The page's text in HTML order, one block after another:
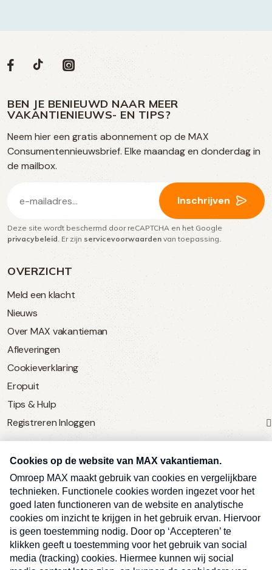
OVERZICHT
Meld een klacht
Nieuws
Over MAX vakantieman
Afleveringen
Cookieverklaring
Eropuit
Tips & Hulp
Registreren Inloggen
SERVICE
Over Omroep MAX
MAX Vandaag
MAX Meldpunt
Pers
Contact
Volg
op
social
media
Social
Volg
op
Facebook
Volg
op
TikTok
Volg
op
Instagram
BEN JE BENIEUWD NAAR MEER
VAKANTIENIEUWS- EN TIPS?
Neem hier een gratis abonnement op de MAX
Consumentennieuwsbrief. Elke maandag en donderdag in
de mailbox.
mailadres
(Vereist)
Inschrijven
Deze site wordt beschermd door reCAPTCHA en het Google
privacybeleid . Er zijn servicevoorwaarden van toepassing.